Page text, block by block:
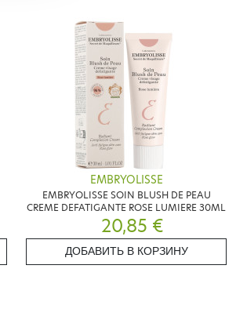
EMBRYOLISSE
EMBRYOLISSE SOIN BLUSH DE PEAU
CREME DEFATIGANTE ROSE LUMIERE 30ML
20,85 €
ДОБАВИТЬ В КОРЗИНУ